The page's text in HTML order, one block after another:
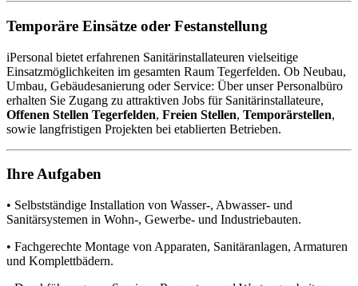
Temporäre Einsätze oder Festanstellung
iPersonal bietet erfahrenen Sanitärinstallateuren vielseitige
Einsatzmöglichkeiten im gesamten Raum Tegerfelden. Ob Neubau,
Umbau, Gebäudesanierung oder Service: Über unser Personalbüro
erhalten Sie Zugang zu attraktiven Jobs für Sanitärinstallateure,
Offenen Stellen Tegerfelden, Freien Stellen, Temporärstellen,
sowie langfristigen Projekten bei etablierten Betrieben.
Ihre Aufgaben
• Selbstständige Installation von Wasser-, Abwasser- und
Sanitärsystemen in Wohn-, Gewerbe- und Industriebauten.
• Fachgerechte Montage von Apparaten, Sanitäranlagen, Armaturen
und Komplettbädern.